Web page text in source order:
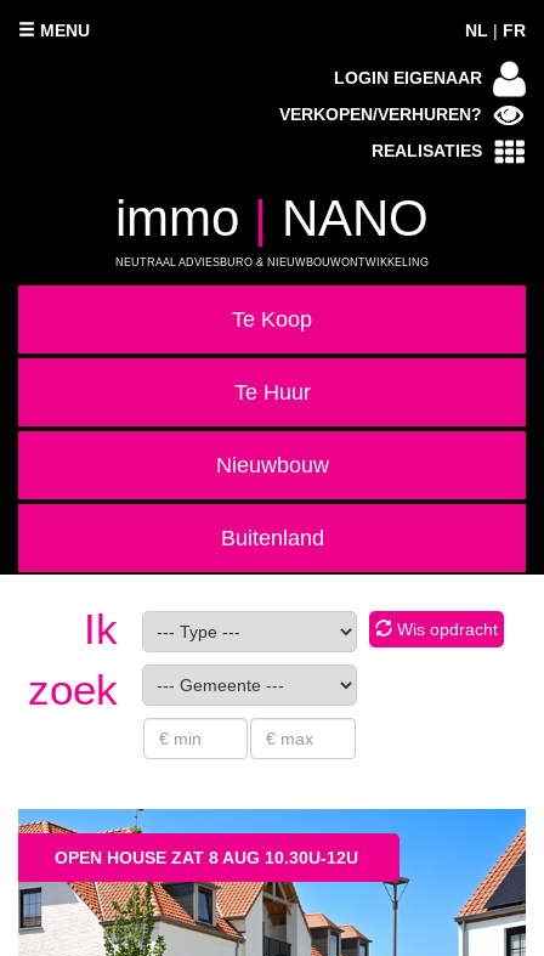
MENU NL | FR
LOGIN EIGENAAR
VERKOPEN/VERHUREN?
REALISATIES
immo | NANO
NEUTRAAL ADVIESBURO & NIEUWBOUWONTWIKKELING
Te Koop
Te Huur
Nieuwbouw
Buitenland
Ik
zoek
Wis opdracht
OPEN HOUSE ZAT 8 AUG 10.30U-12U